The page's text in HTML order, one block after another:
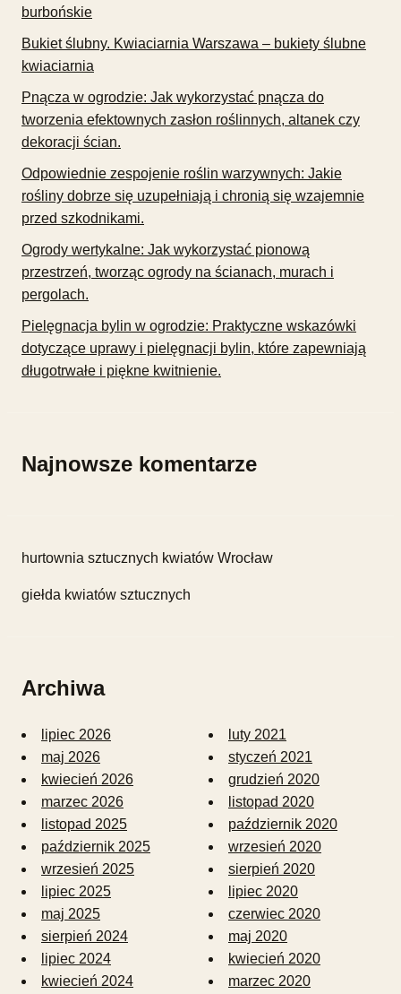
burbońskie
Bukiet ślubny. Kwiaciarnia Warszawa – bukiety ślubne
kwiaciarnia
Pnącza w ogrodzie: Jak wykorzystać pnącza do
tworzenia efektownych zasłon roślinnych, altanek czy
dekoracji ścian.
Odpowiednie zespojenie roślin warzywnych: Jakie
rośliny dobrze się uzupełniają i chronią się wzajemnie
przed szkodnikami.
Ogrody wertykalne: Jak wykorzystać pionową
przestrzeń, tworząc ogrody na ścianach, murach i
pergolach.
Pielęgnacja bylin w ogrodzie: Praktyczne wskazówki
dotyczące uprawy i pielęgnacji bylin, które zapewniają
długotrwałe i piękne kwitnienie.
Najnowsze komentarze
hurtownia sztucznych kwiatów Wrocław
giełda kwiatów sztucznych
Archiwa
lipiec 2026
maj 2026
kwiecień 2026
marzec 2026
listopad 2025
październik 2025
wrzesień 2025
lipiec 2025
maj 2025
sierpień 2024
lipiec 2024
kwiecień 2024
luty 2021
styczeń 2021
grudzień 2020
listopad 2020
październik 2020
wrzesień 2020
sierpień 2020
lipiec 2020
czerwiec 2020
maj 2020
kwiecień 2020
marzec 2020